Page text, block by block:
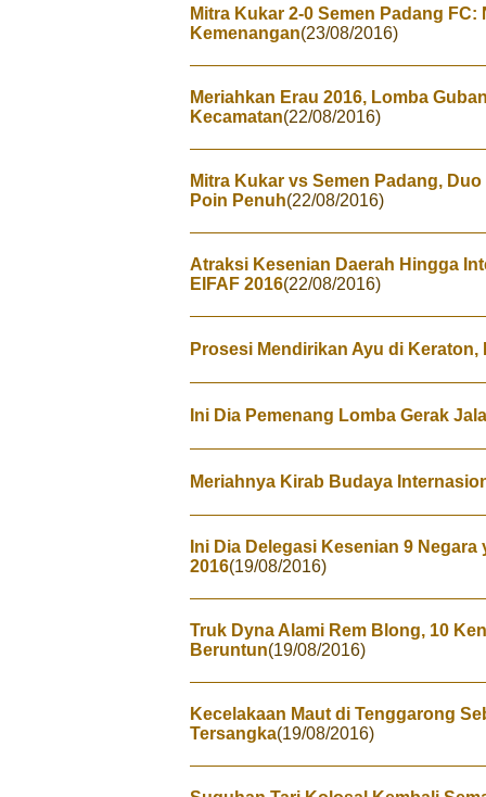
Mitra Kukar 2-0 Semen Padang
Kemenangan(23/08/2016)
Meriahkan Erau 2016, Lomba
Kecamatan(22/08/2016)
Mitra Kukar vs Semen Padang,
Poin Penuh(22/08/2016)
Atraksi Kesenian Daerah Hingga
EIFAF 2016(22/08/2016)
Prosesi Mendirikan Ayu di Keraton,
Ini Dia Pemenang Lomba Gerak
Meriahnya Kirab Budaya
Ini Dia Delegasi Kesenian 9
2016(19/08/2016)
Truk Dyna Alami Rem Blong, 10
Beruntun(19/08/2016)
Kecelakaan Maut di Tenggarong
Tersangka(19/08/2016)